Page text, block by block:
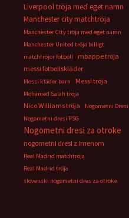
Liverpool tröja med eget namn
Manchester city matchtröja
Manchester City tröja med eget namn
Manchester United tröja billigt
matchtröjor fotboll
mbappe tröja
messi fotbollskläder
Messi kläder barn Messi tröja
Mohamed Salah tröja
Nico Williams tröja
Nogometni Dresi
Nogometni dresi PSG
Nogometni dresi za otroke
nogometni dresi z imenom
Real Madrid matchtröja
Real Madrid tröja
slovenski nogometni dres za otroke